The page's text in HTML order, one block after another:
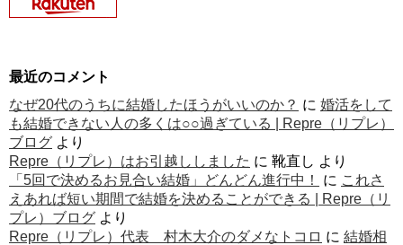
最近のコメント
なぜ20代のうちに結婚したほうがいいのか？ に 婚活をして
も結婚できない人の多くは○○過ぎている | Repre（リプレ）
ブログ より
Repre（リプレ）はお引越ししました に 靴直し より
「5回で決めるお見合い結婚」どんどん進行中！
に これさ
えあれば短い期間で結婚を決めることができる | Repre（リ
プレ）ブログ より
Repre（リプレ）代表 村木大介のダメなトコロ に 結婚相